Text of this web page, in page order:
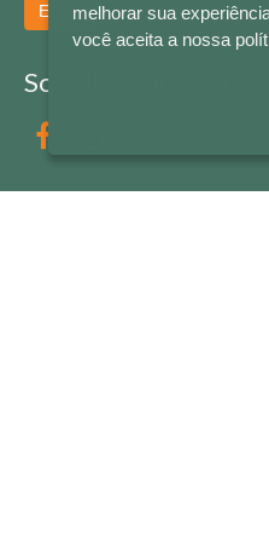
Enviar
Socialize conosco
melhorar sua
você aceita a nossa